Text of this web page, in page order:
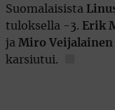
Suomalaisista
tuloksella -3. Erik
ja Miro Veijalainen
karsiutui.